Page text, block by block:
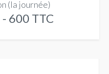
(la journée)
600 TTC